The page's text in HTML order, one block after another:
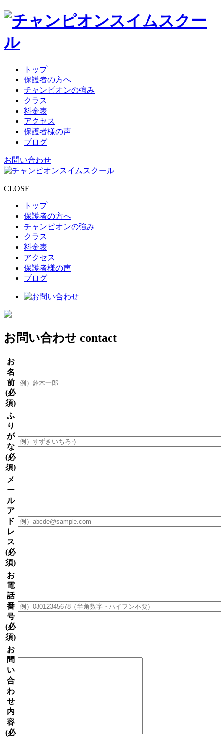
トップ
保護者の方へ
チャンピオンの強み
クラス
料金表
アクセス
保護者様の声
ブログ
お問い合わせ
CLOSE
トップ
保護者の方へ
チャンピオンの強み
クラス
料金表
アクセス
保護者様の声
ブログ
お問い合わせ contact
お
名
前
(必
須)
ふ
り
が
な
(必
須)
メ
ー
ル
ア
ド
レ
ス
(必
須)
お
電
話
番
号
(必
須)
お
問
い
合
わ
せ
内
容
(必